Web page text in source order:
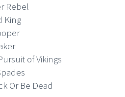
Rebel
King
of Vikings
Or Be Dead